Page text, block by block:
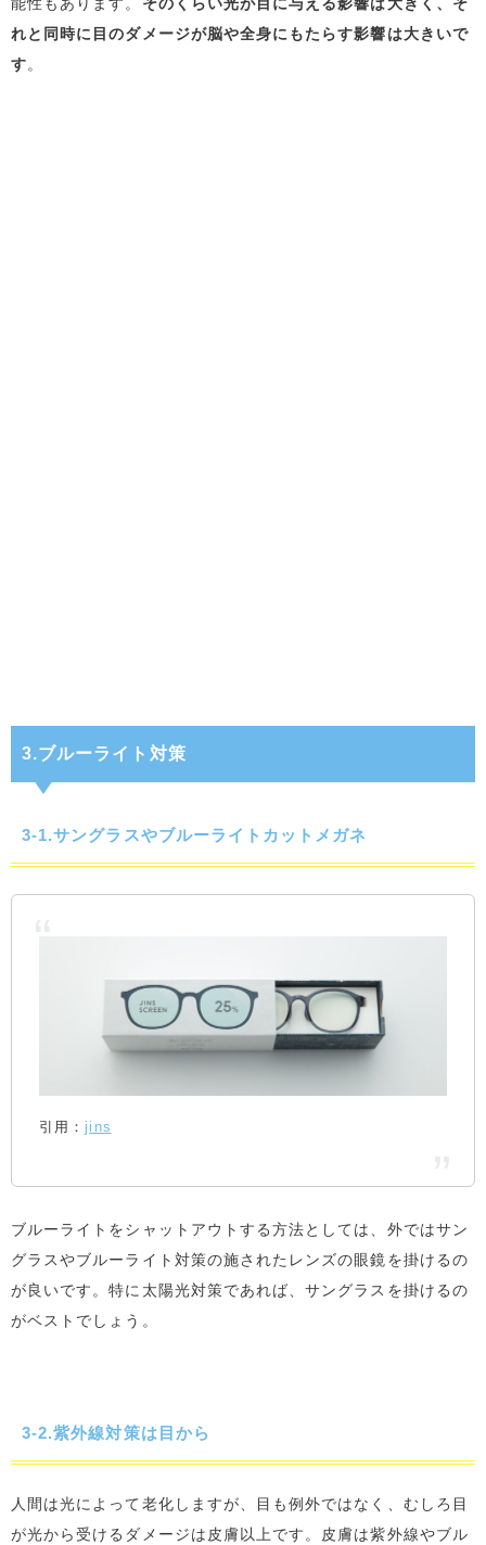
れと同時に目のダメージが脳や全身にもたらす影響は大きいで
す。
3.ブルーライト対策
3-1.サングラスやブルーライトカットメガネ
引用： jins
ブルーライトをシャットアウトする方法としては、外ではサン
グラスやブルーライト対策の施されたレンズの眼鏡を掛けるの
が良いです。特に太陽光対策であれば、サングラスを掛けるの
がベストでしょう。
3-2.紫外線対策は目から
人間は光によって老化しますが、目も例外ではなく、むしろ目
が光から受けるダメージは皮膚以上です。皮膚は紫外線やブル